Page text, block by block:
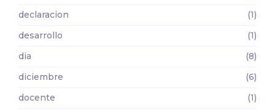
declaracion
(1)
desarrollo
(1)
dia
(8)
diciembre
(6)
docente
(1)